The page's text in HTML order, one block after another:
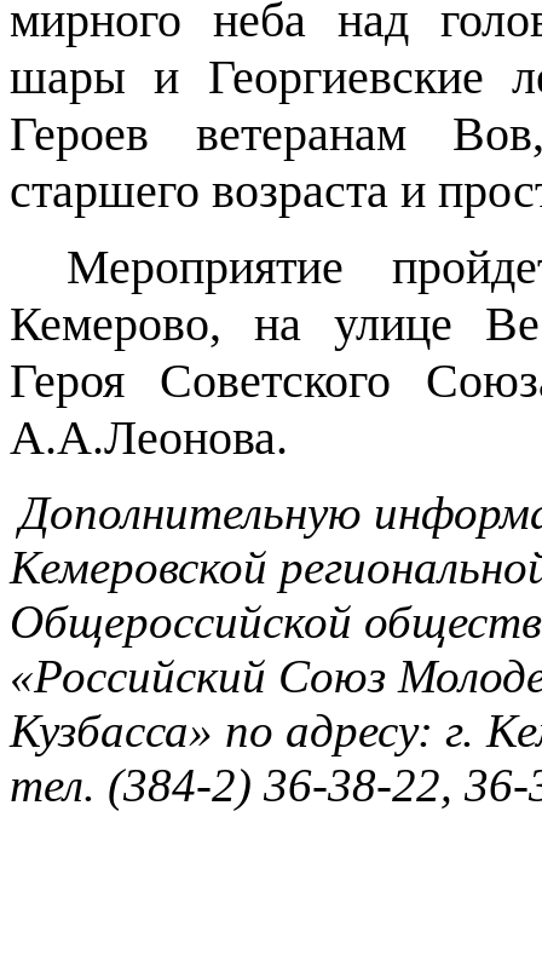
мирного неба над
шары и Георгиевские
Героев ветеранам
старшего возраста и
Мероприятие
Кемерово, на улице
Героя Советского
А.А.Леонова.
Дополнительную
Кемеровской
Общероссийской
«Российский Союз
Кузбасса» по адресу: г.
тел. (384-2) 36-38-22, 36-